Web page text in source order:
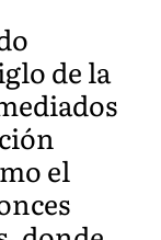
de la
el